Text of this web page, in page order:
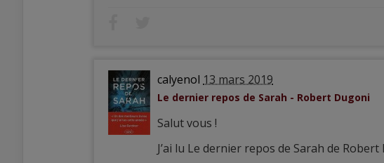
calyenol 13 mars 2019
Le dernier repos de Sarah - Robert Dugoni
Salut vous !
J’ai lu Le dernier repos de Sarah de Robert